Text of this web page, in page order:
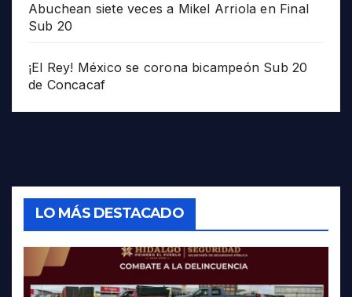
Abuchean siete veces a Mikel Arriola en Final
Sub 20
¡El Rey! México se corona bicampeón Sub 20
de Concacaf
LO MÁS DESTACADO